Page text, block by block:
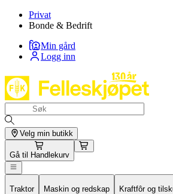
Privat
Bonde & Bedrift
Min gård
Logg inn
Velg min butikk
Gå til Handlekurv
Traktor Maskin og redskap Kraftfôr og